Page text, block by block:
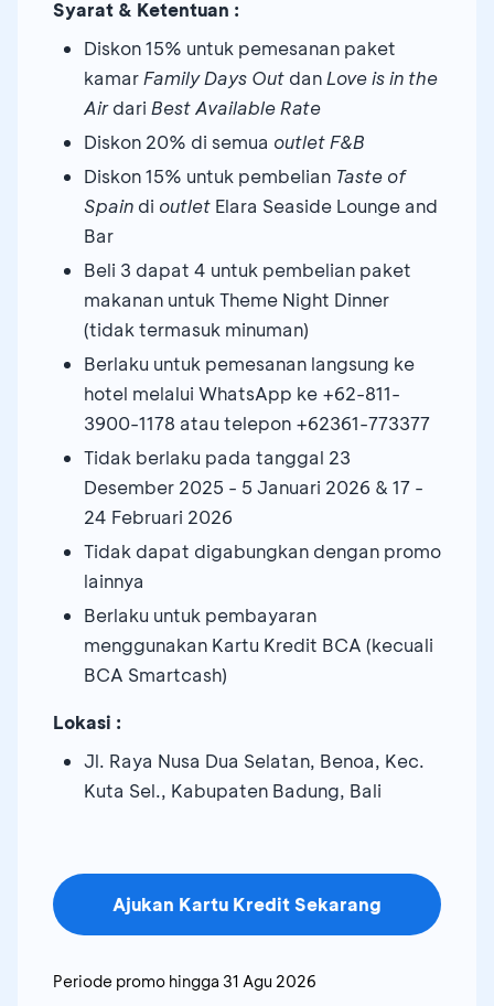
Syarat & Ketentuan :
Diskon 15% untuk pemesanan paket
kamarFamily Days Out danLove is in the
Airdari Best Available Rate
Diskon 20% di semua outletF&B
Diskon 15% untuk pembelian Taste of
Spain di outlet Elara Seaside Lounge and
Bar
Beli 3 dapat 4 untuk pembelian paket
makanan untuk Theme Night Dinner
(tidak termasuk minuman)
Berlaku untuk pemesanan langsung ke
hotel melalui WhatsApp ke +62-811-
3900-1178 atau telepon +62361-773377
Tidak berlaku pada tanggal 23
Desember 2025 - 5 Januari 2026 & 17 -
24 Februari 2026
Tidak dapat digabungkan dengan promo
lainnya
Berlaku untuk pembayaran
menggunakan Kartu Kredit BCA (kecuali
BCA Smartcash)
Lokasi :
Jl. Raya Nusa Dua Selatan, Benoa, Kec.
Kuta Sel., Kabupaten Badung, Bali
Ajukan Kartu Kredit Sekarang
Periode promo hingga 31 Agu 2026